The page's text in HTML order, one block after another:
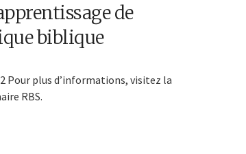
de
biblique
Pour plus d’informations, visitez la
RBS.